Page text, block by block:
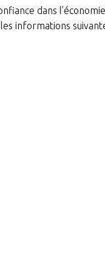
dans
informations